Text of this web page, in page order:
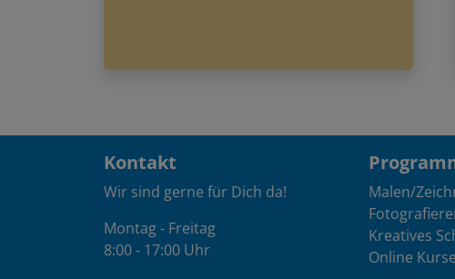
Kontakt
Wir sind gerne für Dich da!
Montag - Freitag
8:00 - 17:00 Uhr
Malen/
Kreatives
Online Kurse